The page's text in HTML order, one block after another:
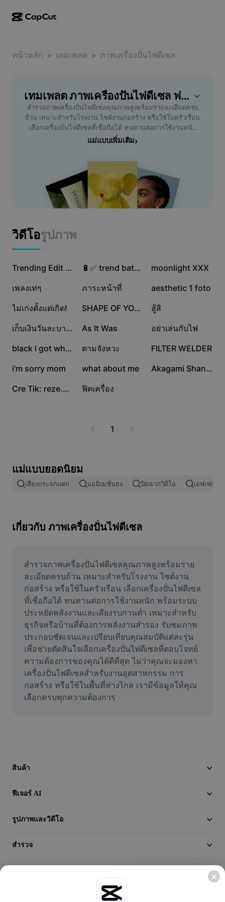
CapCut บนเดสก์ท็อป
CapCut Pad
CapCut บนมือถือ
สตูดิโอวิดีโอ
ตัวสร้างวิดีโอ AI
Dreamina Seedance 2.5
Nano Banana Pro
คำบรรยายอัตโนมัติ
แม่แบบคำบรรยาย
ผสานรูปภาพ
ปรับขนาดรูปภาพ
เครื่องมือสร้างมีม
AI Text Remover
AI People Remover
AI Inpainting
Face Cutout
วิดีโอ
ลบพื้นหลังวิดีโอ
ตัดแต่งวิดีโอ
เพิ่มคำบรรยายในวิดีโอ
เครื่องมือสร้างและแก้ไขวิดีโอ
เครื่องมือสร้างและแก้ไขรูปภาพ
เครื่องมือสร้างและแก้ไขเสียงพูด
กรณีการใช้งาน
การตลาด
แม่แบบโซเชียลมีเดีย
อื่นๆ
แม่แบบเอฟเฟกต์
แม่แบบธุรกิจ
แม่แบบอุตสาหกรรม
แม่แบบรีแคป
โครงการริเริ่ม
พันธมิตร
โปรแกรมพันธมิตรเพื่อการสร้างสรรค์
โปรแกรม CapCut Creative Campus
ศูนย์ความเชื่อถือ
ศูนย์ช่วยเหลือ
ห้องข่าว
เกี่ยวกับเงื่อนไขการใช้บริการของ CapCut
Dreamina Seedance 2.0 Launch
หน้าหลัก > เทมเพลต > ภาพเครื่องปั่นไฟดีเซล
เทมเพลต ภาพเครื่องปั่นไฟดีเซล ฟรี โดย CapCut
สำรวจภาพเครื่องปั่นไฟดีเซลคุณภาพสูงพร้อมรายละเอียดครบ
ถ้วน เหมาะสำหรับโรงงาน ไซต์งานก่อสร้าง หรือใช้ในครัวเรือน
เลือกเครื่องปั่นไฟดีเซลที่เชื่อถือได้ ทนทานต่อการใช้งานหนัก
พร้อมระบบประหยัดพลังงานและเสียงรบกวนต่ำ เหมาะสำหรับ
เครื่องปั่นไฟดีเซลที่ตอบโจทย์ความต้องการของคุณได้ดีที่สุด ไม่
ว่าคุณจะมองหาเครื่องปั่นไฟดีเซลสำหรับงานอุตสาหกรรม การ
ก่อสร้าง หรือใช้ในพื้นที่ห่างไกล เรามีข้อมูลให้คุณเลือกครบทุก
ความต้องการ
แม่แบบเพิ่มเติม›
วิดีโอรูปภาพ
793.4K Trending Edit New 651K 🔋✅ trend bateria 104K
moonlight XXX
75.8K
เพลงเท่ๆ 73.2K
ภาระหน้าที่ 61.1K
aesthetic 1 foto
54.6K
ไม่เก่งตั้งแต่เกิด! 40K SHAPE OF YOU LYRICS 35.6K
สู้สิ
26.6K เก็บเงินวันละบาท-น้าค่อม 26.3K
As It Was 23.1K
อย่าเล่นกับไฟ
15K black I got white 14.4K
ตามจังหวะ 8.3K
FILTER WELDER
6.9K
i'm sorry mom 2.5K
what about me 1.1K Akagami Shanks
887 Cre Tik: reze.0610 75
ฟิตเครื่อง
1
แม่แบบยอดนิยม
เสียงกระจกแตก แอนิเมชั่นธง ปิดฉากวิดีโอ เอฟเฟกต์
เกี่ยวกับ ภาพเครื่องปั่นไฟดีเซล
สำรวจภาพเครื่องปั่นไฟดีเซลคุณภาพสูงพร้อมราย
ละเอียดครบถ้วน เหมาะสำหรับโรงงาน ไซต์งาน
ก่อสร้าง หรือใช้ในครัวเรือน เลือกเครื่องปั่นไฟดีเซล
ที่เชื่อถือได้ ทนทานต่อการใช้งานหนัก พร้อมระบบ
ประหยัดพลังงานและเสียงรบกวนต่ำ เหมาะสำหรับ
ธุรกิจหรือบ้านที่ต้องการพลังงานสำรอง รับชมภาพ
ประกอบชัดเจนและเปรียบเทียบคุณสมบัติแต่ละรุ่น
เพื่อช่วยตัดสินใจเลือกเครื่องปั่นไฟดีเซลที่ตอบโจทย์
ความต้องการของคุณได้ดีที่สุด ไม่ว่าคุณจะมองหา
เครื่องปั่นไฟดีเซลสำหรับงานอุตสาหกรรม การ
ก่อสร้าง หรือใช้ในพื้นที่ห่างไกล เรามีข้อมูลให้คุณ
เลือกครบทุกความต้องการ
สินค้า
ฟีเจอร์ AI
รูปภาพและวิดีโอ
สำรวจ